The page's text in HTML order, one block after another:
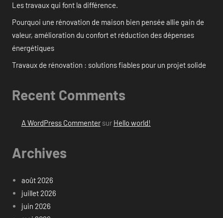
Les travaux qui font la différence.
Pourquoi une rénovation de maison bien pensée allie gain de
valeur, amélioration du confort et réduction des dépenses
énergétiques
Travaux de rénovation : solutions fiables pour un projet solide
Recent Comments
A WordPress Commentersur Hello world!
Archives
août 2026
juillet 2026
juin 2026